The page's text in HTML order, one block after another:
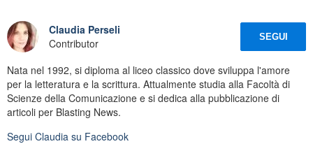
Claudia Perseli
Contributor
SEGUI
Nata nel 1992, si diploma al liceo classico dove sviluppa l'amore
per la letteratura e la scrittura. Attualmente studia alla Facoltà di
Scienze della Comunicazione e si dedica alla pubblicazione di
articoli per Blasting News.
Segui Claudia su Facebook